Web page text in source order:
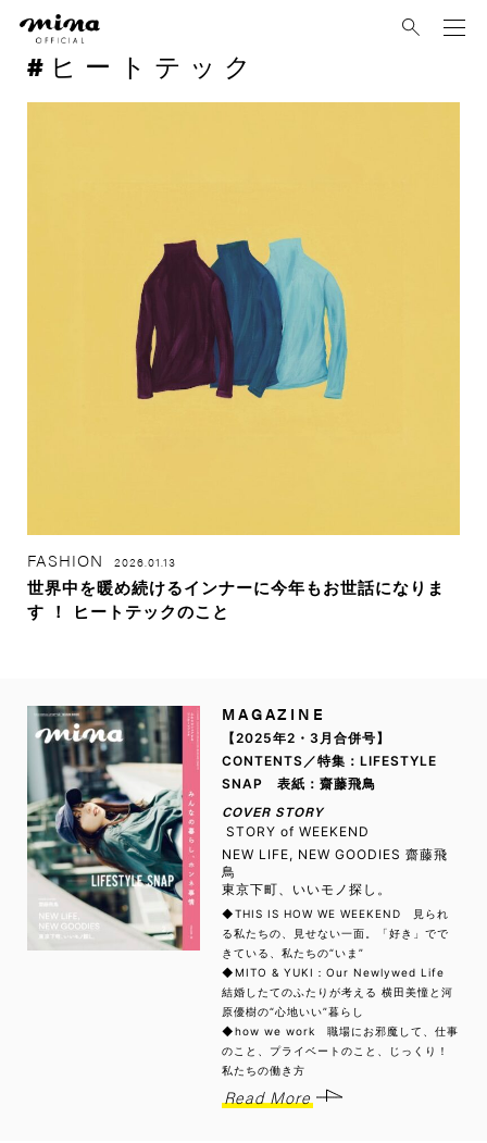
ヒートテック
FASHION 2026.01.13
世界中を暖め続けるインナーに今年もお世話になりま
す ！ ヒートテックのこと
MAGAZINE
【2025年2・3月合併号】
CONTENTS／特集：LIFESTYLE
SNAP 表紙：齋藤飛鳥
COVER STORY
STORY of WEEKEND
NEW LIFE, NEW GOODIES 齋藤飛
鳥
東京下町、いいモノ探し。
◆THIS IS HOW WE WEEKEND 見られ
る私たちの、見せない一面。「好き」でで
きている、私たちの“いま”
◆MITO & YUKI：Our Newlywed Life
結婚したてのふたりが考える 横田美憧と河
原優樹の“心地いい”暮らし
◆how we work 職場にお邪魔して、仕事
のこと、プライベートのこと、じっくり！
私たちの働き方
Read More